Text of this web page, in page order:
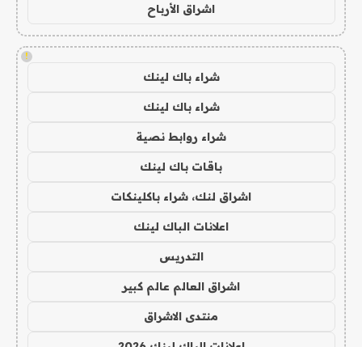
اشراق الأرباح
!
شراء باك لينك
شراء باك لينك
شراء روابط نصية
باقات باك لينك
اشراق لنك، شراء باكلينكات
اعلانات الباك لينك
التدريس
اشراق العالم عالم كبير
منتدى الاشراق